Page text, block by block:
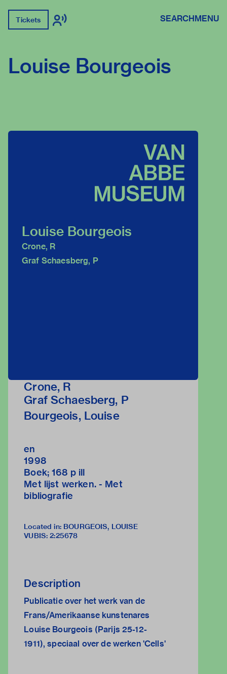
Tickets SEARCHMENU
Louise Bourgeois
Louise Bourgeois
Crone, R
Graf Schaesberg, P
Crone, R
Graf Schaesberg, P
Bourgeois, Louise
en
1998
Boek; 168 p ill
Met lijst werken. - Met
bibliografie
Located in: BOURGEOIS, LOUISE
VUBIS: 2:25678
Description
Publicatie over het werk van de
Frans/Amerikaanse kunstenares
Louise Bourgeois (Parijs 25-12-
1911), speciaal over de werken 'Cells'